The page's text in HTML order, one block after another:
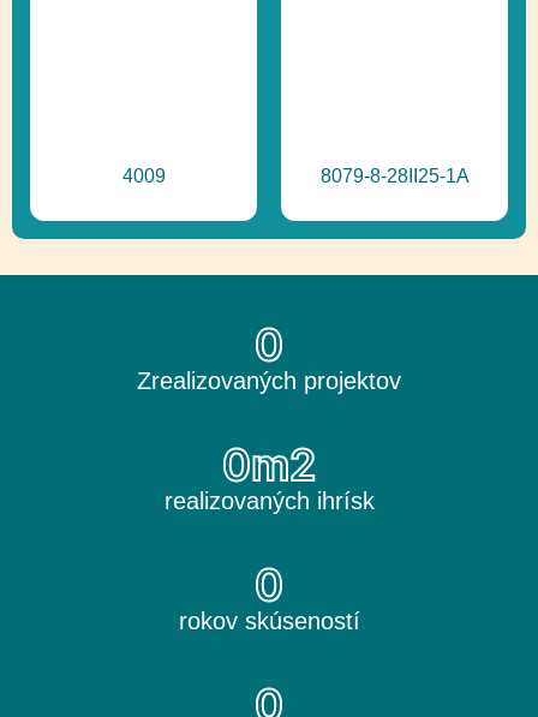
4009 8079-8-28II25-1A
Zrealizovaných projektov
0
realizovaných ihrísk
0m2
rokov skúseností
0
0